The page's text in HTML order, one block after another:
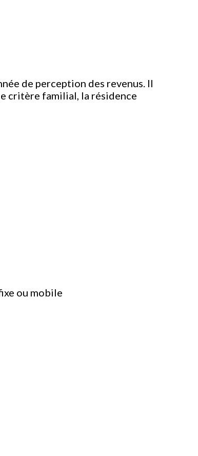
de perception des revenus. Il
critère familial, la résidence
ou mobile